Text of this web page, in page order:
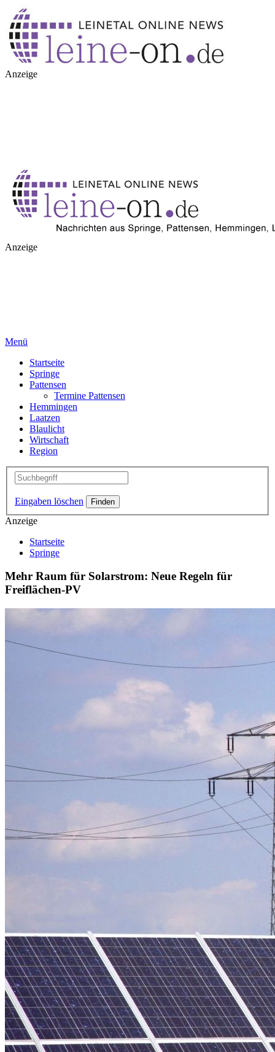
Anzeige
Anzeige
Menü
Startseite
Springe
Pattensen
Termine Pattensen
Hemmingen
Laatzen
Blaulicht
Wirtschaft
Region
Eingaben löschen
Anzeige
Startseite
Springe
Mehr Raum für Solarstrom: Neue Regeln für
Freiflächen-PV